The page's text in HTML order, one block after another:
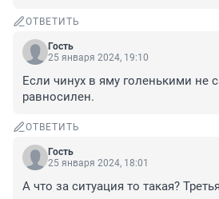
ОТВЕТИТЬ
Гость
25 января 2024, 19:10
Если чинух в яму голенькими не
равносилен.
ОТВЕТИТЬ
Гость
25 января 2024, 18:01
А что за ситуация то такая?